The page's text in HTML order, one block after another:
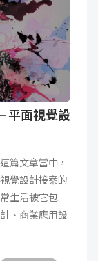
平面視覺設
篇文章當中，
覺設計接案的
生活被它包
、商業應用設